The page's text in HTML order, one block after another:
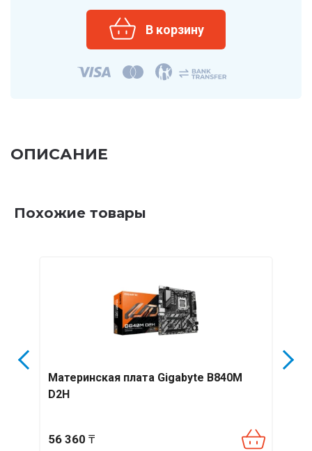
ОПИСАНИЕ
Похожие товары
Материнская плата Gigabyte B840M
D2H
56 360 ₸